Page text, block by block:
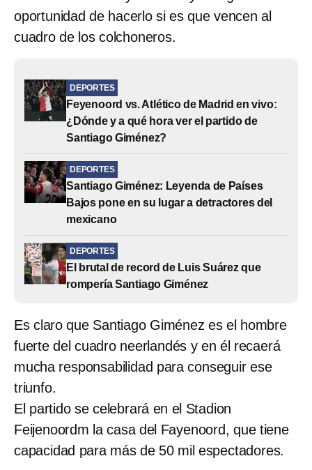
oportunidad de hacerlo si es que vencen al
cuadro de los colchoneros.
DEPORTES
Feyenoord vs. Atlético de Madrid en vivo:
¿Dónde y a qué hora ver el partido de
Santiago Giménez?
DEPORTES
Santiago Giménez: Leyenda de Países
Bajos pone en su lugar a detractores del
mexicano
DEPORTES
El brutal de record de Luis Suárez que
rompería Santiago Giménez
Es claro que Santiago Giménez es el hombre
fuerte del cuadro neerlandés y en él recaerá
mucha responsabilidad para conseguir ese
triunfo.
El partido se celebrará en el Stadion
Feijenoordm la casa del Fayenoord, que tiene
capacidad para más de 50 mil espectadores.